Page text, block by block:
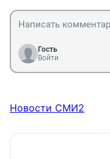
Гость
Войти
Новости СМИ2